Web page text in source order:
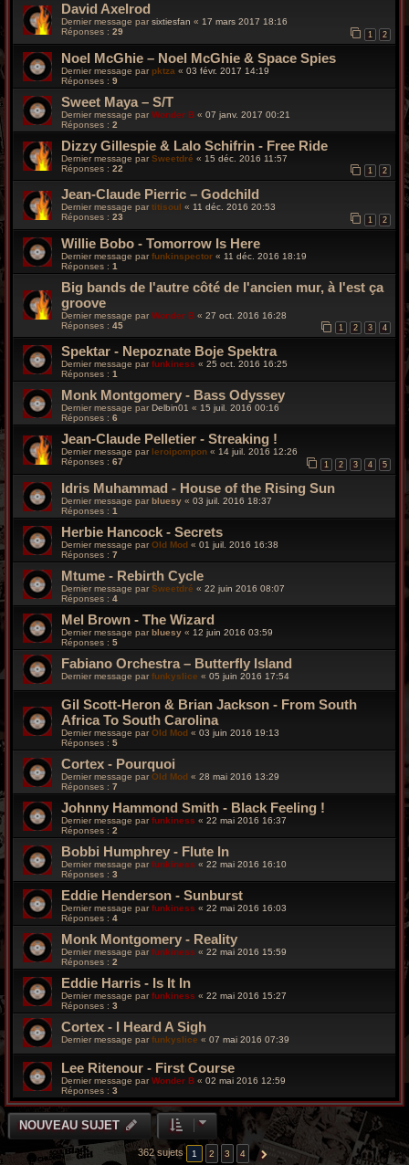
David Axelrod
Dernier message par sixtiesfan « 17 mars 2017 18:16
Réponses : 29 1 2
Noel McGhie ‎– Noel McGhie & Space Spies
Dernier message parpktza « 03 févr. 2017 14:19
Réponses : 9
Sweet Maya – S/T
Dernier message par Wonder B « 07 janv. 2017 00:21
Réponses : 2
Dizzy Gillespie & Lalo Schifrin - Free Ride
Dernier message parSweetdré « 15 déc. 2016 11:57
Réponses : 22 1 2
Jean-Claude Pierric – Godchild
Dernier message par titisoul « 11 déc. 2016 20:53
Réponses : 23 1 2
Willie Bobo - Tomorrow Is Here
Dernier message parfunkinspector « 11 déc. 2016 18:19
Réponses : 1
Big bands de l'autre côté de l'ancien mur, à l'est ça
groove
Dernier message par Wonder B « 27 oct. 2016 16:28
Réponses : 45 1 2 3 4
Spektar - Nepoznate Boje Spektra
Dernier message parfunkiness « 25 oct. 2016 16:25
Réponses : 1
Monk Montgomery - Bass Odyssey
Dernier message par Delbin01 « 15 juil. 2016 00:16
Réponses : 6
Jean-Claude Pelletier - Streaking !
Dernier message parleroipompon « 14 juil. 2016 12:26
Réponses : 67 1 2 3 4 5
Idris Muhammad - House of the Rising Sun
Dernier message par bluesy « 03 juil. 2016 18:37
Réponses : 1
Herbie Hancock - Secrets
Dernier message parOld Mod « 01 juil. 2016 16:38
Réponses : 7
Mtume - Rebirth Cycle
Dernier message par Sweetdré « 22 juin 2016 08:07
Réponses : 4
Mel Brown - The Wizard
Dernier message parbluesy « 12 juin 2016 03:59
Réponses : 5
Fabiano Orchestra – Butterfly Island
Dernier message par funkyslice « 05 juin 2016 17:54
Gil Scott-Heron & Brian Jackson - From South
Africa To South Carolina
Dernier message par Old Mod « 03 juin 2016 19:13
Réponses : 5
Cortex - Pourquoi
Dernier message par Old Mod « 28 mai 2016 13:29
Réponses : 7
Johnny Hammond Smith - Black Feeling !
Dernier message parfunkiness « 22 mai 2016 16:37
Réponses : 2
Bobbi Humphrey - Flute In
Dernier message par funkiness « 22 mai 2016 16:10
Réponses : 3
Eddie Henderson - Sunburst
Dernier message parfunkiness « 22 mai 2016 16:03
Réponses : 4
Monk Montgomery - Reality
Dernier message par funkiness « 22 mai 2016 15:59
Réponses : 2
Eddie Harris - Is It In
Dernier message parfunkiness « 22 mai 2016 15:27
Réponses : 3
Cortex - I Heard A Sigh
Dernier message par funkyslice « 07 mai 2016 07:39
Lee Ritenour - First Course
Dernier message parWonder B « 02 mai 2016 12:59
Réponses : 3
NOUVEAU SUJET
362 sujets 1 2 3 4 SUIVANTE